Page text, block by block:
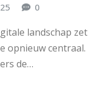
0
landschap zet
opnieuw centraal.
de…